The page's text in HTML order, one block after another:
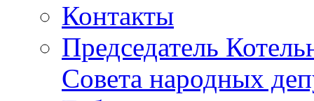
Контакты
Председатель
Совета народных